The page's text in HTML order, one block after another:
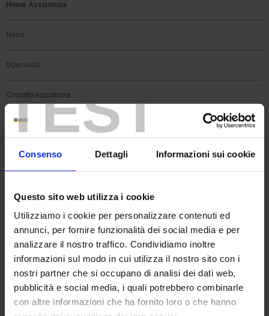
TEST
Consenso Dettagli Informazioni sui cookie
Questo sito web utilizza i cookie
Utilizziamo i cookie per personalizzare contenuti ed
annunci, per fornire funzionalità dei social media e per
analizzare il nostro traffico. Condividiamo inoltre
informazioni sul modo in cui utilizza il nostro sito con i
nostri partner che si occupano di analisi dei dati web,
pubblicità e social media, i quali potrebbero combinarle
con altre informazioni che ha fornito loro o che hanno
Home Assistenza
News
Download
Contatto assistenza
FAQ
Registrazione prodotto
Cerca
Cerca
RICERCA NELL'ASSISTENZA